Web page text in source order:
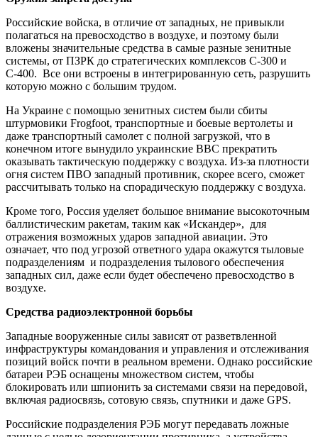
Российские войска, в отличие от западных, не привыкли
полагаться на превосходство в воздухе, и поэтому были
вложены значительные средства в самые разные зенитные
системы, от ПЗРК до стратегических комплексов С-300 и
С-400. Все они встроены в интегрированную сеть, разрушить
которую можно с большим трудом.
На Украине с помощью зенитных систем были сбиты
штурмовики Frogfoot, транспортные и боевые вертолеты и
даже транспортный самолет с полной загрузкой, что в
конечном итоге вынудило украинские ВВС прекратить
оказывать тактическую поддержку с воздуха. Из-за плотности
огня систем ПВО западный противник, скорее всего, сможет
рассчитывать только на спорадическую поддержку с воздуха.
Кроме того, Россия уделяет большое внимание высокоточным
баллистическим ракетам, таким как «Искандер», для
отражения возможных ударов западной авиации. Это
означает, что под угрозой ответного удара окажутся тыловые
подразделениям и подразделения тылового обеспечения
западных сил, даже если будет обеспечено превосходство в
воздухе.
Средства радиоэлектронной борьбы
Западные вооруженные силы зависят от разветвленной
инфраструктуры командования и управления и отслеживания
позиций войск почти в реальном времени. Однако российские
батареи РЭБ оснащены множеством систем, чтобы
блокировать или шпионить за системами связи на передовой,
включая радиосвязь, сотовую связь, спутники и даже GPS.
Российские подразделения РЭБ могут передавать ложные